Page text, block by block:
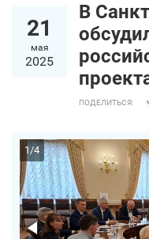
21
мая
2025
В
ПОДЕЛИТЬСЯ:
1/4